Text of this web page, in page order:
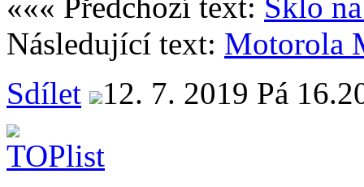
««« Předchozí text: Sklo
Následující text: Motorola
Sdílet
12. 7. 2019 Pá